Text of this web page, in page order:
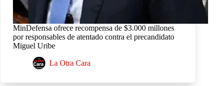
MinDefensa ofrece recompensa de $3.000 millones
por responsables de atentado contra el precandidato
Miguel Uribe
La Otra Cara